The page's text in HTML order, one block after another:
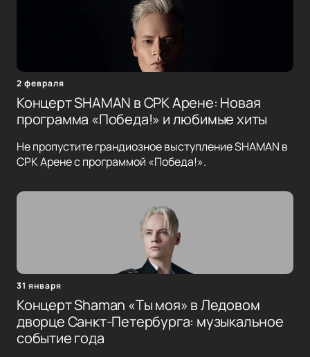
2 февраля
Концерт SHAMAN в СРК Арене: Новая
программа «Победа!» и любимые хиты
Не пропустите грандиозное выступление SHAMAN в
СРК Арене с программой «Победа!».
31 января
Концерт Shaman «Ты моя» в Ледовом
дворце Санкт-Петербурга: музыкальное
событие года